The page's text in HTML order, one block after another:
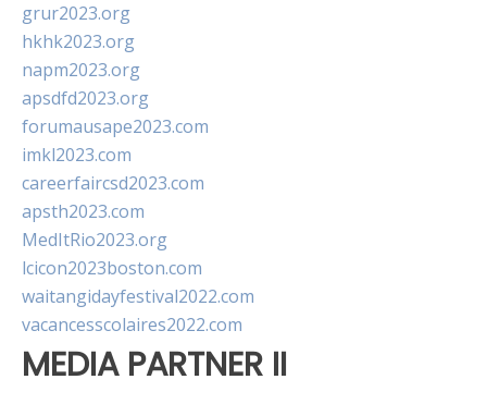
grur2023.org
hkhk2023.org
napm2023.org
apsdfd2023.org
forumausape2023.com
imkl2023.com
careerfaircsd2023.com
apsth2023.com
MedItRio2023.org
lcicon2023boston.com
waitangidayfestival2022.com
vacancesscolaires2022.com
MEDIA PARTNER II